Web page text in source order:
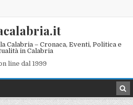
Calabria – Cronaca, Eventi, Politica e
in Calabria
line dal 1999